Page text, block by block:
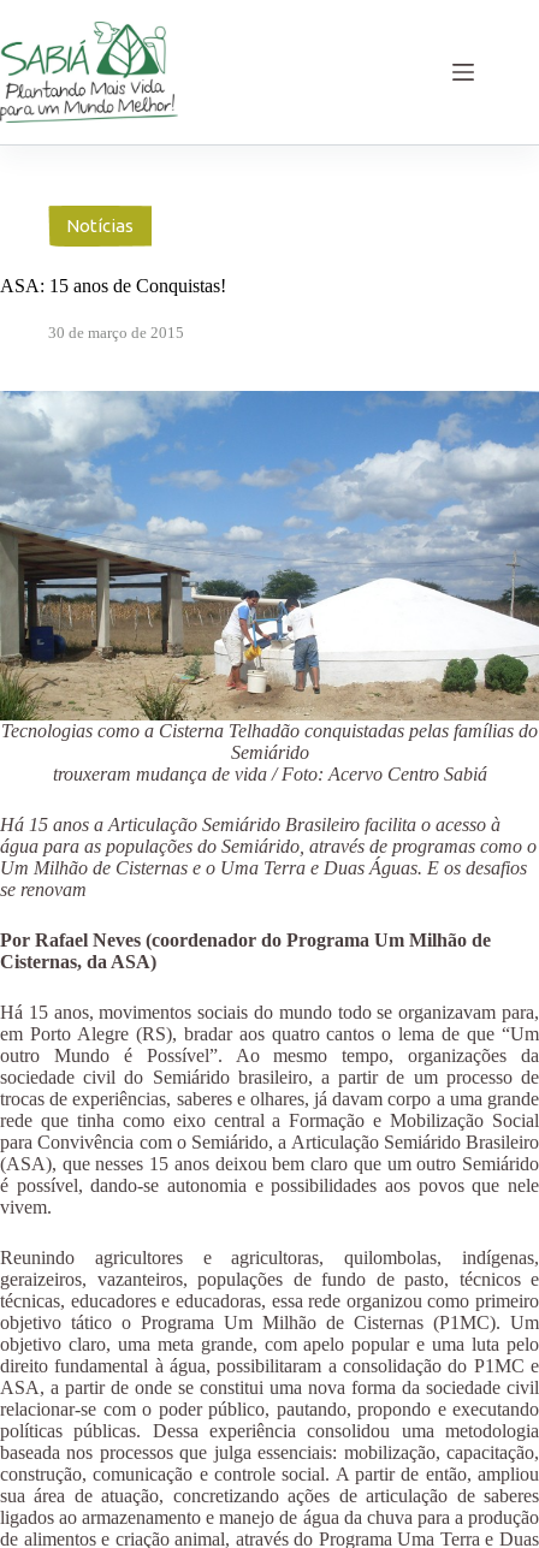
o
conteúdo
Notícias
ASA: 15 anos de Conquistas!
30 de março de 2015
Tecnologias como a Cisterna Telhadão conquistadas pelas famílias do
Semiárido
trouxeram mudança de vida / Foto: Acervo Centro Sabiá
Há 15 anos a Articulação Semiárido Brasileiro facilita o acesso à
água para as populações do Semiárido, através de programas como o
Um Milhão de Cisternas e o Uma Terra e Duas Águas. E os desafios
se renovam
Por Rafael Neves (coordenador do Programa Um Milhão de
Cisternas, da ASA)
Há 15 anos, movimentos sociais do mundo todo se organizavam para,
em Porto Alegre (RS), bradar aos quatro cantos o lema de que “Um
outro Mundo é Possível”. Ao mesmo tempo, organizações da
sociedade civil do Semiárido brasileiro, a partir de um processo de
trocas de experiências, saberes e olhares, já davam corpo a uma grande
rede que tinha como eixo central a Formação e Mobilização Social
para Convivência com o Semiárido, a Articulação Semiárido Brasileiro
(ASA), que nesses 15 anos deixou bem claro que um outro Semiárido
é possível, dando-se autonomia e possibilidades aos povos que nele
vivem.
Reunindo agricultores e agricultoras, quilombolas, indígenas,
geraizeiros, vazanteiros, populações de fundo de pasto, técnicos e
técnicas, educadores e educadoras, essa rede organizou como primeiro
objetivo tático o Programa Um Milhão de Cisternas (P1MC). Um
objetivo claro, uma meta grande, com apelo popular e uma luta pelo
direito fundamental à água, possibilitaram a consolidação do P1MC e
ASA, a partir de onde se constitui uma nova forma da sociedade civil
relacionar-se com o poder público, pautando, propondo e executando
políticas públicas. Dessa experiência consolidou uma metodologia
baseada nos processos que julga essenciais: mobilização, capacitação,
construção, comunicação e controle social. A partir de então, ampliou
sua área de atuação, concretizando ações de articulação de saberes
ligados ao armazenamento e manejo de água da chuva para a produção
de alimentos e criação animal, através do Programa Uma Terra e Duas